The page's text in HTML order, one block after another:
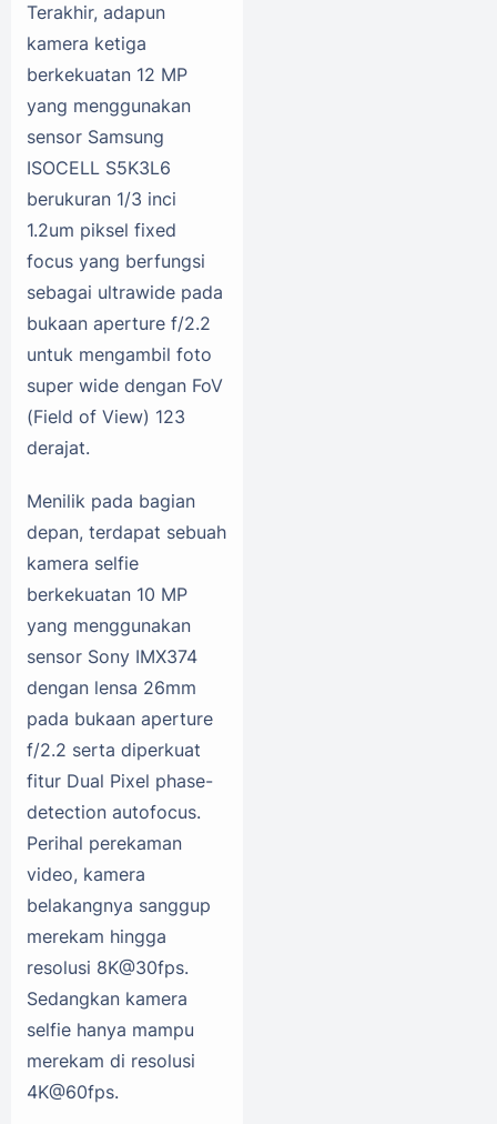
Terakhir, adapun
kamera ketiga
berkekuatan 12 MP
yang menggunakan
sensor Samsung
ISOCELL S5K3L6
berukuran 1/3 inci
1.2um piksel fixed
focus yang berfungsi
sebagai ultrawide pada
bukaan aperture f/2.2
untuk mengambil foto
super wide dengan FoV
(Field of View) 123
derajat.
Menilik pada bagian
depan, terdapat sebuah
kamera selfie
berkekuatan 10 MP
yang menggunakan
sensor Sony IMX374
dengan lensa 26mm
pada bukaan aperture
f/2.2 serta diperkuat
fitur Dual Pixel phase-
detection autofocus.
Perihal perekaman
video, kamera
belakangnya sanggup
merekam hingga
resolusi 8K@30fps.
Sedangkan kamera
selfie hanya mampu
merekam di resolusi
4K@60fps.